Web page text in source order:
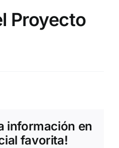
Proyecto
información en
favorita!